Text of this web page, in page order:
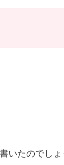
いたのでしょ